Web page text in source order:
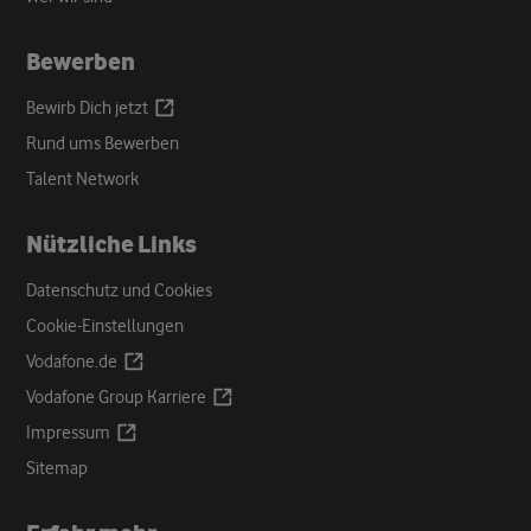
Bewerben
Bewirb Dich jetzt
Opens
Rund ums Bewerben
Talent Network
Nützliche Links
Datenschutz und Cookies
Cookie-Einstellungen
Vodafone.de
Opens
a
Vodafone Group Karriere
Opens
Impressum
Opens
Sitemap